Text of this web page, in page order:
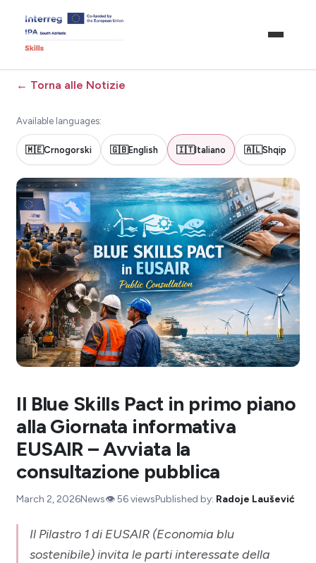
← Torna alle Notizie
Available languages:
🇲🇪Crnogorski 🇬🇧English 🇮🇹Italiano 🇦🇱Shqip
Il Blue Skills Pact in primo piano
alla Giornata informativa
EUSAIR – Avviata la
consultazione pubblica
March 2, 2026News👁️56viewsPublished by: Radoje Laušević
Il Pilastro 1 di EUSAIR (Economia blu
sostenibile) invita le parti interessate della